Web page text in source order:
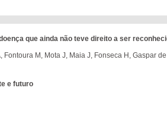
que ainda não teve direito a ser
Fontoura M, Mota J, Maia J, Fonseca H, Gaspar
e futuro